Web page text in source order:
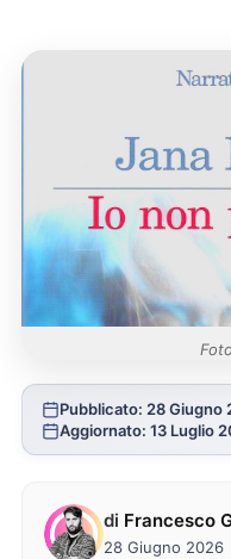
Pubblicato: 28 Giugno
Aggiornato: 13 Luglio
di Francesco
28 Giugno 2026